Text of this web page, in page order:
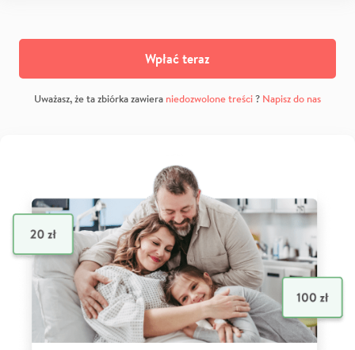
Wpłać teraz
Uważasz, że ta zbiórka zawiera niedozwolone treści? Napisz do nas